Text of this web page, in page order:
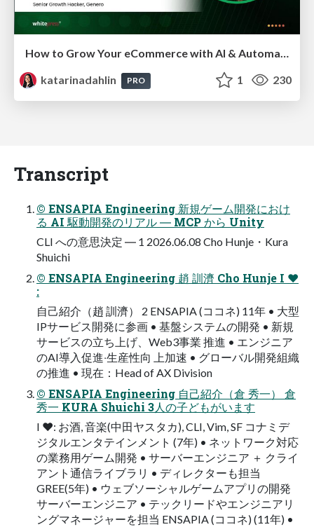
How to Grow Your eCommerce with AI & Automation
katarinadahlin
PRO 1 230
Transcript
© ENSAPIA Engineering 新規ゲーム開発におけ
る AI 駆動開発のリアル ― MCP から Unity
CLI への意思決定 ― 1 2026.06.08 Cho Hunje・Kura
Shuichi
© ENSAPIA Engineering 趙 訓濟 Cho Hunje I ❤
:
⾃⼰紹介（趙 訓濟） 2 ENSAPIA (ココネ) 11年 • ⼤型
IPサービス開発に参画 • 基盤システムの開発 • 新規
サービスの⽴ち上げ、Web3事業 推進 • エンジニア
のAI導⼊促進‧⽣産性向 上加速 • グローバル開発組織
の推進 • 現在：Head of AX Division
© ENSAPIA Engineering 自己紹介（倉 秀一） 倉
秀⼀ KURA Shuichi 3⼈の⼦どもがいます
I ❤: お酒, ⾳楽(中⽥ヤスタカ), CLI, Vim, SF コナミデ
ジタルエンタテインメント (7年) • ネットワーク対応
の業務⽤ゲーム開発 • サーバーエンジニア ＋ クライ
アント通信ライブラリ • ディレクターも担当
GREE(5年) • ウェブソーシャルゲームアプリの開発
サーバーエンジニア • テックリードやエンジニアリ
ングマネージャーを担当 ENSAPIA (ココネ) (11年) •